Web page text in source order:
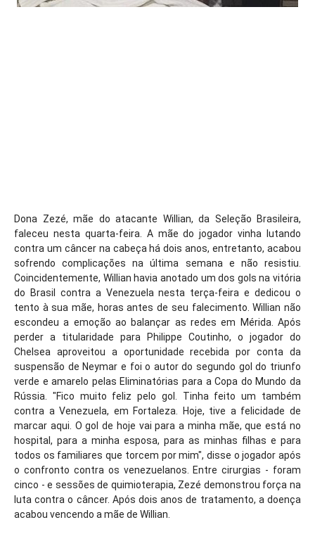
Dona Zezé, mãe do atacante Willian, da Seleção Brasileira,
faleceu nesta quarta-feira. A mãe do jogador vinha lutando
contra um câncer na cabeça há dois anos, entretanto, acabou
sofrendo complicações na última semana e não resistiu.
Coincidentemente, Willian havia anotado um dos gols na vitória
do Brasil contra a Venezuela nesta terça-feira e dedicou o
tento à sua mãe, horas antes de seu falecimento.Willian não
escondeu a emoção ao balançar as redes em Mérida. Após
perder a titularidade para Philippe Coutinho, o jogador do
Chelsea aproveitou a oportunidade recebida por conta da
suspensão de Neymar e foi o autor do segundo gol do triunfo
verde e amarelo pelas Eliminatórias para a Copa do Mundo da
Rússia. "Fico muito feliz pelo gol. Tinha feito um também
contra a Venezuela, em Fortaleza. Hoje, tive a felicidade de
marcar aqui. O gol de hoje vai para a minha mãe, que está no
hospital, para a minha esposa, para as minhas filhas e para
todos os familiares que torcem por mim", disse o jogador após
o confronto contra os venezuelanos.
Entre cirurgias - foram
cinco - e sessões de quimioterapia, Zezé demonstrou força na
luta contra o câncer. Após dois anos de tratamento, a doença
acabou vencendo a mãe de Willian.